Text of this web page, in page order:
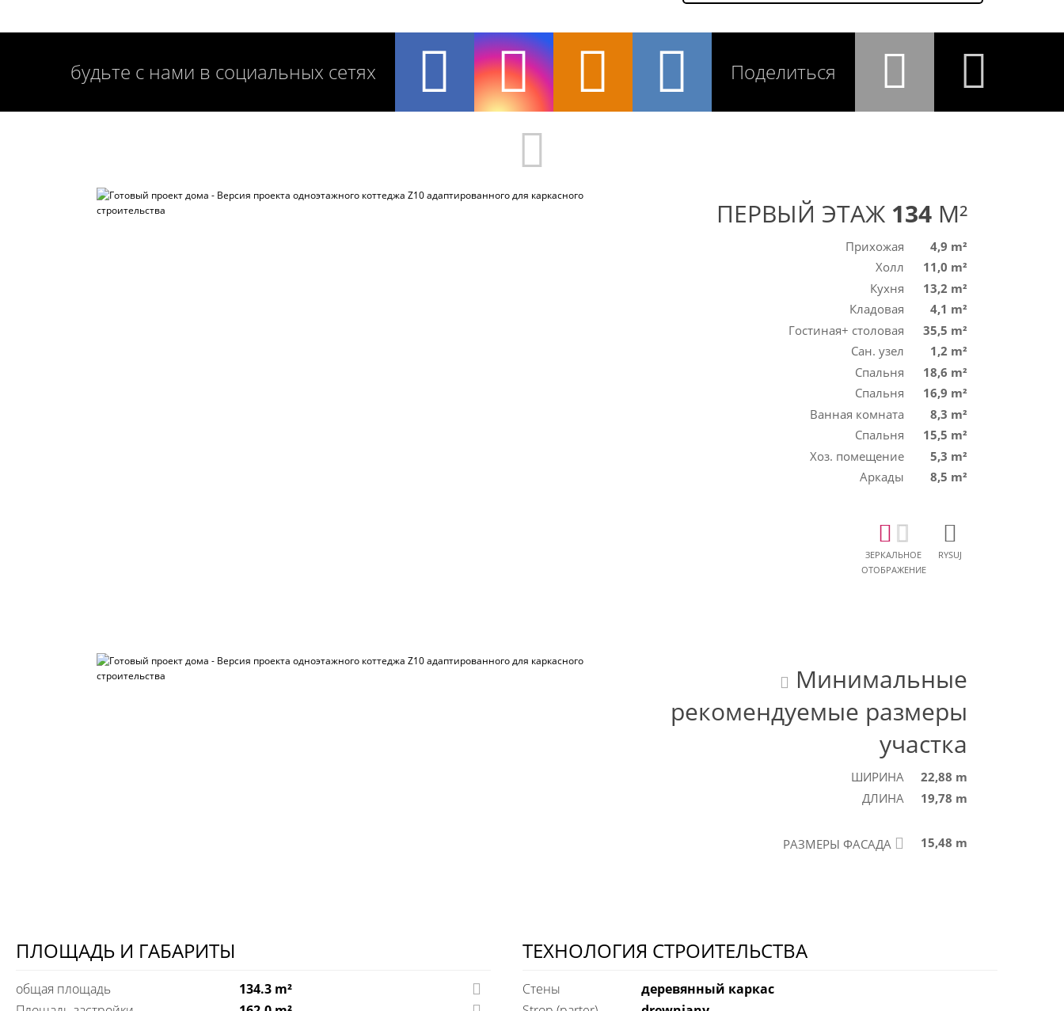
будьте с нами в социальных сетях Поделиться
ПЕРВЫЙ ЭТАЖ 134 M²
Прихожая
4,9 m²
Холл
11,0 m²
Кухня
13,2 m²
Кладовая
4,1 m²
Гостиная+ столовая
35,5 m²
Сан. узел
1,2 m²
Спальня
18,6 m²
Спальня
16,9 m²
Ванная комната
8,3 m²
Спальня
15,5 m²
Хоз. помещение
5,3 m²
Аркады
8,5 m²
ЗЕРКАЛЬНОЕ
ОТОБРАЖЕНИЕ
RYSUJ
Минимальные
рекомендуемые размеры
участка
ШИРИНА
22,88 m
ДЛИНА
19,78 m
РАЗМЕРЫ ФАСАДА 15,48 m
ПЛОЩАДЬ И ГАБАРИТЫ
общая площадь
134.3 m²
ТЕХНОЛОГИЯ СТРОИТЕЛЬСТВА
Стены
деревянный каркас